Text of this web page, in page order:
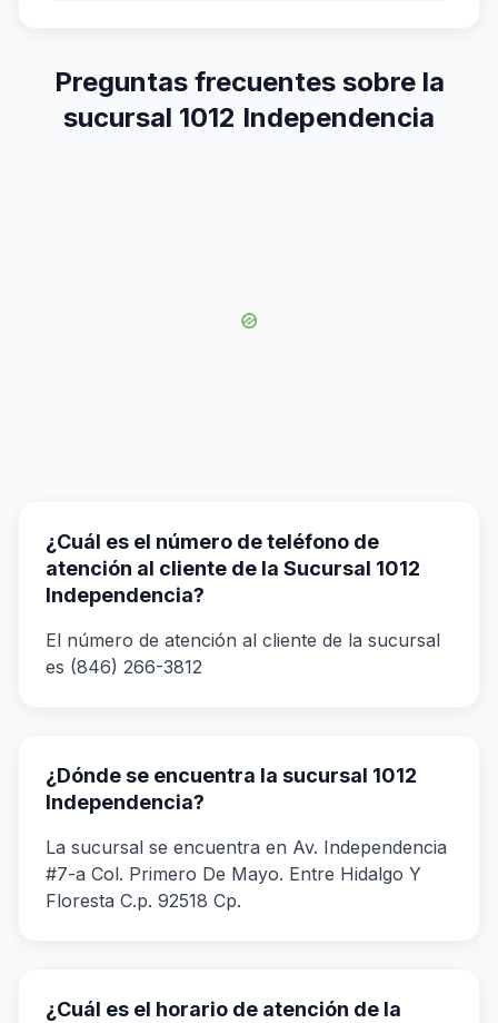
Preguntas frecuentes sobre la
sucursal 1012 Independencia
¿Cuál es el número de teléfono de
atención al cliente de la Sucursal 1012
Independencia?
El número de atención al cliente de la sucursal
es (846) 266-3812
¿Dónde se encuentra la sucursal 1012
Independencia?
La sucursal se encuentra en Av. Independencia
#7-a Col. Primero De Mayo. Entre Hidalgo Y
Floresta C.p. 92518 Cp.
¿Cuál es el horario de atención de la